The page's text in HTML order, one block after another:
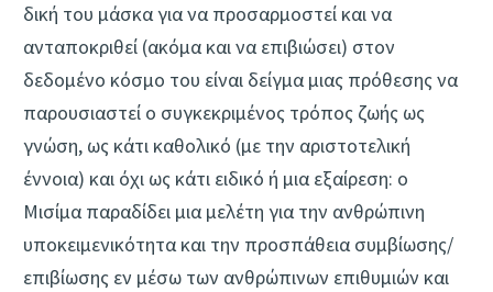
δική του μάσκα για να προσαρμοστεί και να
ανταποκριθεί (ακόμα και να επιβιώσει) στον
δεδομένο κόσμο του είναι δείγμα μιας πρόθεσης να
παρουσιαστεί ο συγκεκριμένος τρόπος ζωής ως
γνώση, ως κάτι καθολικό (με την αριστοτελική
έννοια) και όχι ως κάτι ειδικό ή μια εξαίρεση: ο
Μισίμα παραδίδει μια μελέτη για την ανθρώπινη
υποκειμενικότητα και την προσπάθεια συμβίωσης/
επιβίωσης εν μέσω των ανθρώπινων επιθυμιών και